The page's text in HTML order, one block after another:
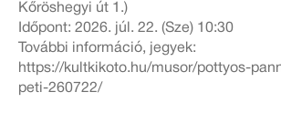
Kőröshegyi út 1.)
Időpont: 2026. júl. 22. (Sze) 10:30
További információ, jegyek:
https://kultkikoto.hu/musor/pottyos-
peti-260722/